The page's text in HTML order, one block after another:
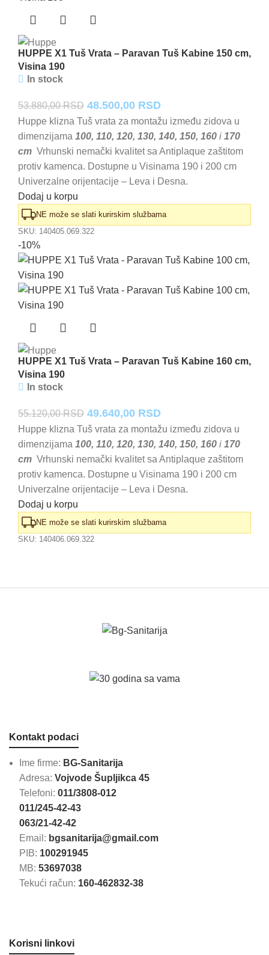
HUPPE X1 Tuš Vrata – Paravan Tuš Kabine 150 cm,
Visina 190
In stock
53.880,00RSD Originalna
cena
je
bila:
53.880,00 RSD.
48.500,00 RSDTrenutna
cena
je:
48.500,00 RSD.
Huppe klizna Tuš vrata za montažu između zidova u
dimenzijama 100, 110, 120, 130, 140, 150, 160 i 170
cm Vrhunski nemački kvalitet sa Antiplaque zaštitom
protiv kamenca. Dostupne u Visinama 190 i 200 cm
Univerzalne orijentacije – Leva i Desna.
Dodaj u korpu
NE može se slati kurirskim službama
SKU: 140405.069.322
-10%
HUPPE X1 Tuš Vrata – Paravan Tuš Kabine 160 cm,
Visina 190
In stock
55.120,00RSD Originalna
cena
je
bila:
55.120,00 RSD.
49.640,00 RSDTrenutna
cena
je:
49.640,00 RSD.
Huppe klizna Tuš vrata za montažu između zidova u
dimenzijama 100, 110, 120, 130, 140, 150, 160 i 170
cm Vrhunski nemački kvalitet sa Antiplaque zaštitom
protiv kamenca. Dostupne u Visinama 190 i 200 cm
Univerzalne orijentacije – Leva i Desna.
Dodaj u korpu
NE može se slati kurirskim službama
SKU: 140406.069.322
Kontakt podaci
Ime firme: BG-Sanitarija
Adresa: Vojvode Šupljikca 45
Telefoni: 011/3808-012
011/245-42-43
063/21-42-42
Email: bgsanitarija@gmail.com
PIB: 100291945
MB: 53697038
Tekući račun: 160-462832-38
Korisni linkovi